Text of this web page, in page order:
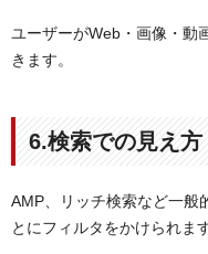
ユーザーがWeb・画像・動
きます。
6.検索での見え方
AMP、リッチ検索など一般
とにフィルタをかけられます